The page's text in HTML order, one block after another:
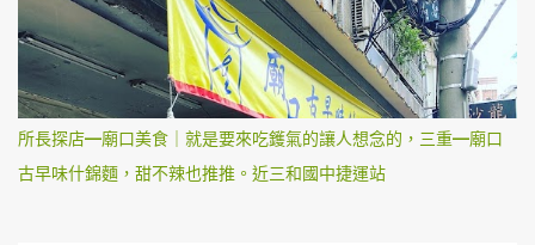
所長探店—廟口美食｜就是要來吃鑊氣的讓人想念的，三重—廟口
古早味什錦麵，甜不辣也推推。近三和國中捷運站